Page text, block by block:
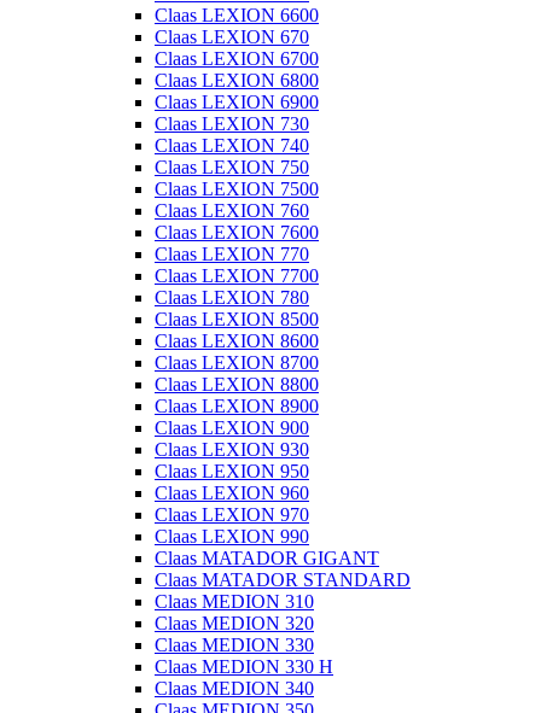
Claas LEXION 6600
Claas LEXION 670
Claas LEXION 6700
Claas LEXION 6800
Claas LEXION 6900
Claas LEXION 730
Claas LEXION 740
Claas LEXION 750
Claas LEXION 7500
Claas LEXION 760
Claas LEXION 7600
Claas LEXION 770
Claas LEXION 7700
Claas LEXION 780
Claas LEXION 8500
Claas LEXION 8600
Claas LEXION 8700
Claas LEXION 8800
Claas LEXION 8900
Claas LEXION 900
Claas LEXION 930
Claas LEXION 950
Claas LEXION 960
Claas LEXION 970
Claas LEXION 990
Claas MATADOR GIGANT
Claas MATADOR STANDARD
Claas MEDION 310
Claas MEDION 320
Claas MEDION 330
Claas MEDION 330 H
Claas MEDION 340